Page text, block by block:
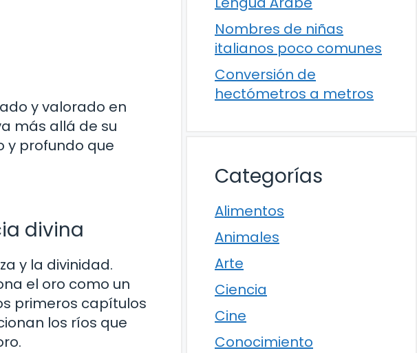
y valorado en
más allá de su
y profundo que
divina
y la divinidad.
el oro como un
primeros capítulos
los ríos que
Nombres de niñas
italianos poco comunes
Conversión de
hectómetros a metros
Categorías
Alimentos
Animales
Arte
Ciencia
Cine
Conocimiento